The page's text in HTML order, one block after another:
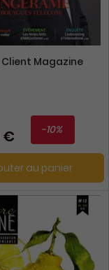
Magazine
€ -10%
au panier